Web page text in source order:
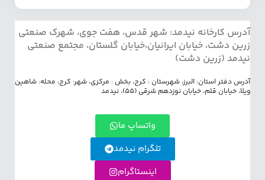
آدرس کارخانه نیدمد: شهر قدس، هفت جوی، شهرک صنعتی
زرین دشت، خیابان ایرانیان،خیابان گلستان، مجتمع صنعتی
نیدمد (زرین دشت)
آدرس دفتر استان: البرز، شهرستان : کرج، بخش : مرکزی، شهر: کرج، محله: شاهین
ویلا، خیابان قلم، خیابان نوزدهم شرقی (55)، نیدمد
واتساپ ما
تلگرام نیدمد
اینستاگرام